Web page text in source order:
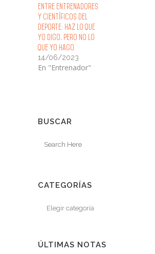
entre entrenadores
y científicos del
deporte: Haz lo que
yo digo, pero no lo
que yo hago.
14/06/2023
En "Entrenador"
BUSCAR
CATEGORÍAS
ÚLTIMAS NOTAS